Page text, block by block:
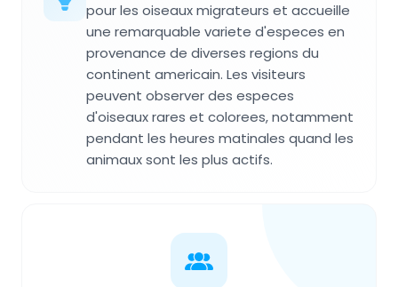
pour les oiseaux migrateurs et accueille
une remarquable variete d'especes en
provenance de diverses regions du
continent americain. Les visiteurs
peuvent observer des especes
d'oiseaux rares et colorees, notamment
pendant les heures matinales quand les
animaux sont les plus actifs.